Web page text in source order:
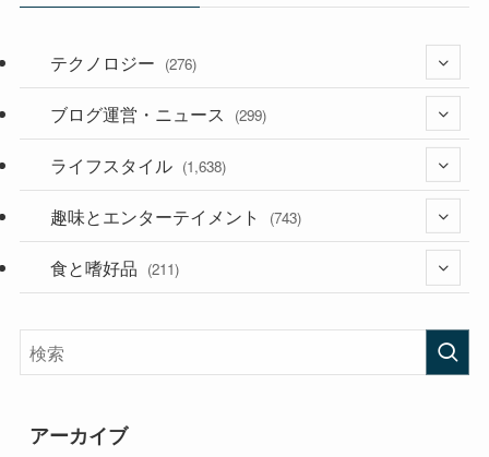
テクノロジー (276)
(36)
(187)
ブログ運営・ニュース (299)
(118)
(181)
ライフスタイル (1,638)
(394)
(282)
(33)
趣味とエンターテイメント (743)
(56)
食と嗜好品 (211)
アーカイブ